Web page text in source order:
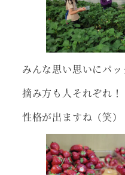
みんな思い思いにパッ
摘み方も人それぞれ！
性格が出ますね（笑）